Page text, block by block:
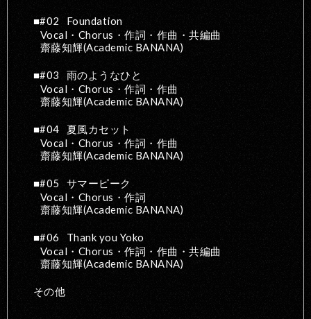
#02
Foundation
Vocal・Chorus・作詞・作曲・共編曲
齋藤知輝(Academic BANANA)
#03
雨のようなひと
Vocal・Chorus・作詞・作曲
齋藤知輝(Academic BANANA)
#04
夏風カセット
Vocal・Chorus・作詞・作曲
齋藤知輝(Academic BANANA)
#05
サマーピーク
Vocal・Chorus・作詞
齋藤知輝(Academic BANANA)
#06
Thank you Yoko
Vocal・Chorus・作詞・作曲・共編曲
齋藤知輝(Academic BANANA)
その他